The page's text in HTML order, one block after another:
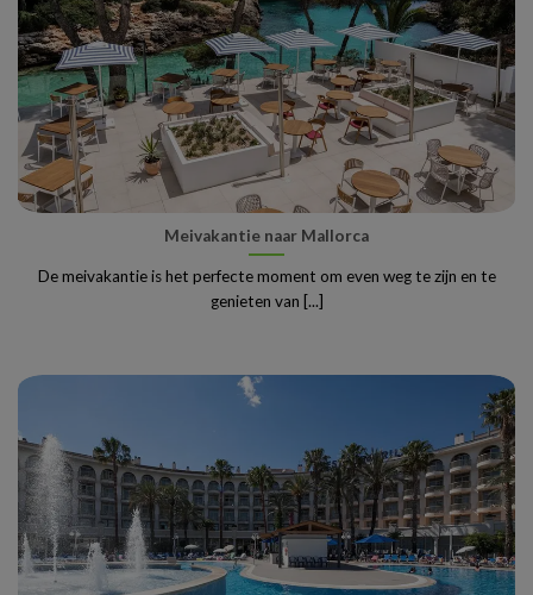
Meivakantie naar Mallorca
De meivakantie is het perfecte moment om even weg te zijn en te
genieten van [...]